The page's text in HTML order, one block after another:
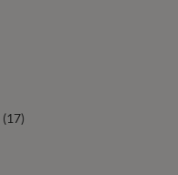
(17)